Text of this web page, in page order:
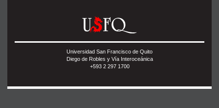
Universidad San Francisco de Quito
Diego de Robles y Vía Interoceánica
+593 2 297 1700